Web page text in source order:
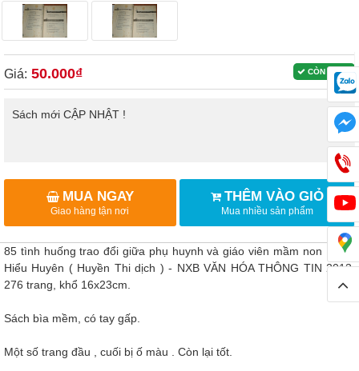
CÒN HÀNG
Giá: 50.000₫
Sách mới CẬP NHẬT !
MUA NGAY
Giao hàng tận nơi
THÊM VÀO GIỎ
Mua nhiều sản phẩm
85 tình huống trao đổi giữa phụ huynh và giáo viên mầm non - Đới
Hiểu Huyên ( Huyền Thi dịch ) - NXB VĂN HÓA THÔNG TIN 2013,
276 trang, khổ 16x23cm.
Sách bìa mềm, có tay gấp.
Một số trang đầu , cuối bị ố màu . Còn lại tốt.